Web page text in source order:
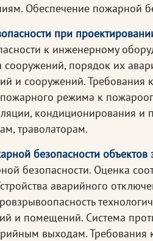
Обеспечение пожарной
при
к инженерному
сооружений, порядок их
и сооружений.
режима к
кондиционирования
траволаторам.
безопасности объектов
безопасности. Оценка
аварийного
и помещений. Система
выходам.